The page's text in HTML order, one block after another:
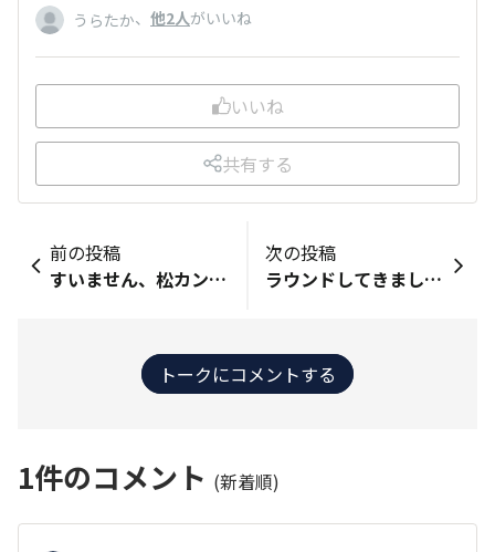
うらたか、 他2人がいいね
いいね
共有する
前の投稿
すいません、松カンではなく豊科カントリーに行ってきました！ 結果は４２・４２の８４ 頑張りました。最終Hのショートでシャンクしもうちょっとで池でしたが、ぎりぎり残ってセーーーフ＾＾； どうしても疲れてくると力が入りますね もっと練習します
次の投稿
ラウンドしてきました。久しぶりのドライブ＆ゴルフ！楽しかったです。
トークにコメントする
1件のコメント (新着順)